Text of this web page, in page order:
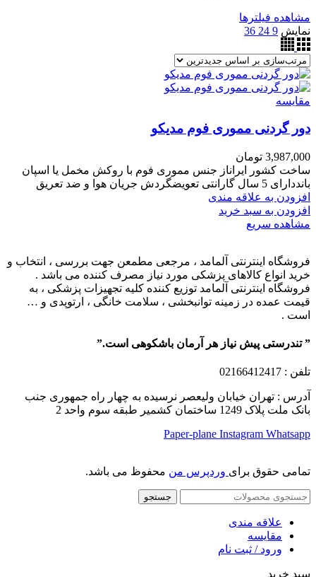
مشاهده فیلترها
نمایش 9
24
36
مقایسه
دور گردنی مموری فوم مدیکو
3,987,000 تومان
ساخت کشور ایراناز جنس مموری فوم با روکش مخمل یا اسپان
بانددارای 5 سال گارانتی تعویضگردش جریان هوا و ضد تعریق
افزودن به علاقه مندی
افزودن به سبد خرید
مشاهده سریع
فروشگاه اینترنتی آلمامد ، مرجعی مطمعن جهت بررسی ، انتخاب و
خرید انواع کالاهای پزشکی مورد نیاز مصرف کننده می باشد .
فروشگاه اینترنتی آلمامد توزیع کننده کلیه تجهیزات پزشکی ، به
قیمت عمده در زمینه توانبخشی ، سلامت خانگی ، ارتوپدی و …
است .
” تندرستی پیش نیاز هر آرمان باشکوهی است.”
تلفن : 02166412417
آدرس : تهران خیابان ولیعصر نرسیده به چهار راه جمهوری جنب
بانک ملت پلاک 1249 ساختمان کشمیر طبقه سوم واحد 2
Paper-plane Instagram Whatsapp
تمامی حقوق برای وردپرس من محفوظ می باشد.
جستجو
علاقه مندی
مقایسه
ورود / ثبت نام
سبد خرید